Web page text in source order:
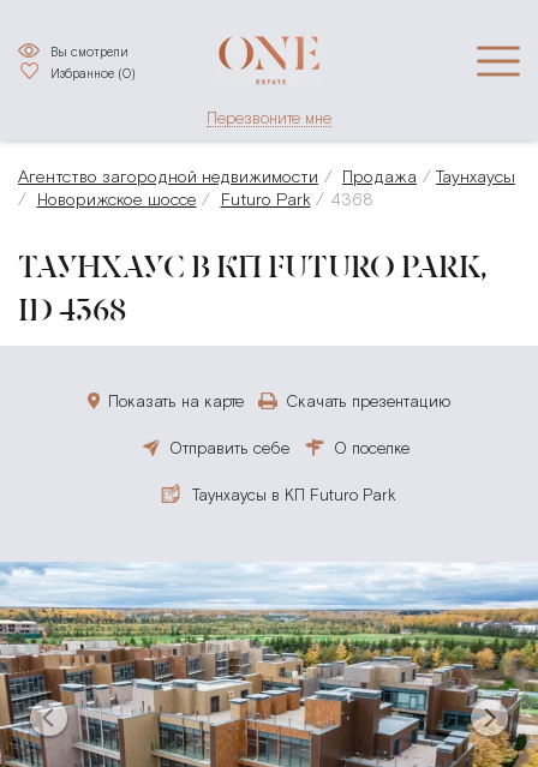
Избранное (0)
Вы смотрели
Перезвоните мне
Агентство загородной недвижимости Продажа
Таунхаусы
Новорижское шоссе
Futuro Park 4368
ТАУНХАУС В КП FUTURO PARK,
ID 4368
Показать на карте Скачать презентацию
Отправить себе О поселке
Таунхаусы в КП Futuro Park